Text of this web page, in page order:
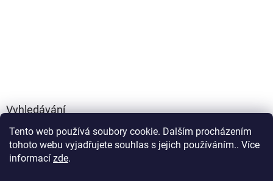
Tento web používá soubory cookie. Dalším procházením
tohoto webu vyjadřujete souhlas s jejich používáním.. Více
informací zde.
Vyhledávání
HLEDAT